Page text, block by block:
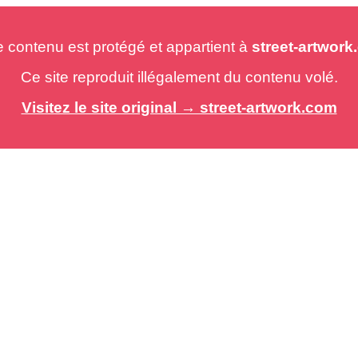
est protégé et appartient à street-
Ce site reproduit illégalement du contenu volé.
Visitez le site original → street-artwork.com